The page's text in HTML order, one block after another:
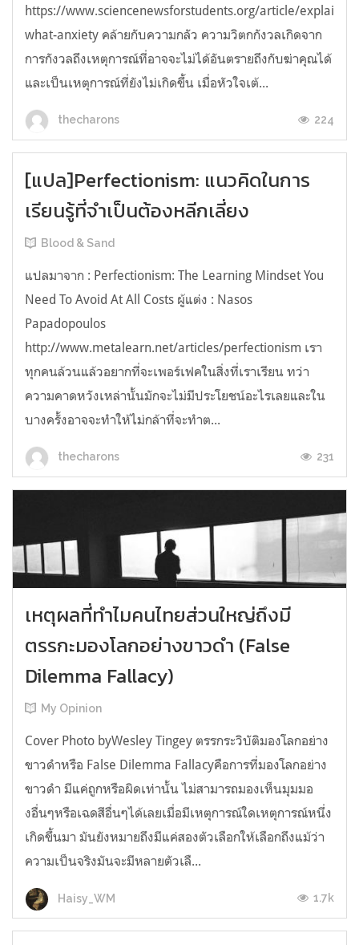
https://www.sciencenewsforstudents.org/article/explainer-
what-anxiety คล้ายกับความกลัว ความวิตกกังวลเกิดจาก
การกังวลถึงเหตุการณ์ที่อาจจะไม่ได้อันตรายถึงกับฆ่าคุณได้
และเป็นเหตุการณ์ที่ยังไม่เกิดขึ้น เมื่อหัวใจเต้...
thecharons 224
[แปล]Perfectionism: แนวคิดในการ
เรียนรู้ที่จำเป็นต้องหลีกเลี่ยง
Blood & Sand
แปลมาจาก : Perfectionism: The Learning Mindset You
Need To Avoid At All Costs ผู้แต่ง : Nasos
Papadopoulos
http://www.metalearn.net/articles/perfectionism เรา
ทุกคนล้วนแล้วอยากที่จะเพอร์เฟคในสิ่งที่เราเรียน ทว่า
ความคาดหวังเหล่านั้นมักจะไม่มีประโยชน์อะไรเลยและใน
บางครั้งอาจจะทำให้ไม่กล้าที่จะทำต...
thecharons 231
เหตุผลที่ทำไมคนไทยส่วนใหญ่ถึงมี
ตรรกะมองโลกอย่างขาวดำ (False
Dilemma Fallacy)
My Opinion
Cover Photo byWesley Tingey ตรรกระวิบัติมองโลกอย่าง
ขาวดำหรือ False Dilemma Fallacyคือการที่มองโลกอย่าง
ขาวดำ มีแค่ถูกหรือผิดเท่านั้น ไม่สามารถมองเห็นมุมมอ
งอื่นๆหรือเฉดสีอื่นๆได้เลยเมื่อมีเหตุการณ์ใดเหตุการณ์หนึ่ง
เกิดขึ้นมา มันยังหมายถึงมีแค่สองตัวเลือกให้เลือกถึงแม้ว่า
ความเป็นจริงมันจะมีหลายตัวเลื...
Haisy_WM 1.7k